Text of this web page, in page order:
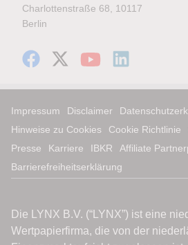
Charlottenstraße 68, 10117
Berlin
Impressum Disclaimer
Hinweise zu Cookies
Cookie Richtlinie
Presse
Karriere IBKR
Affiliate
Barrierefreiheitserklärung